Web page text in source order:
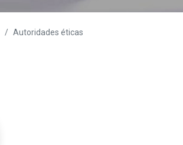
Autoridades éticas